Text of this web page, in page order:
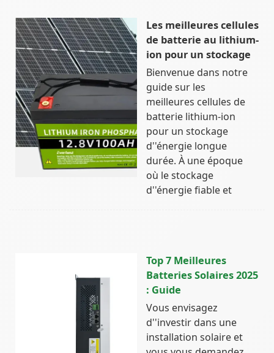
Les meilleures cellules
de batterie au lithium-
ion pour un stockage
Bienvenue dans notre
guide sur les
meilleures cellules de
batterie lithium-ion
pour un stockage
d''énergie longue
durée. À une époque
où le stockage
d''énergie fiable et
Top 7 Meilleures
Batteries Solaires 2025
: Guide
Vous envisagez
d''investir dans une
installation solaire et